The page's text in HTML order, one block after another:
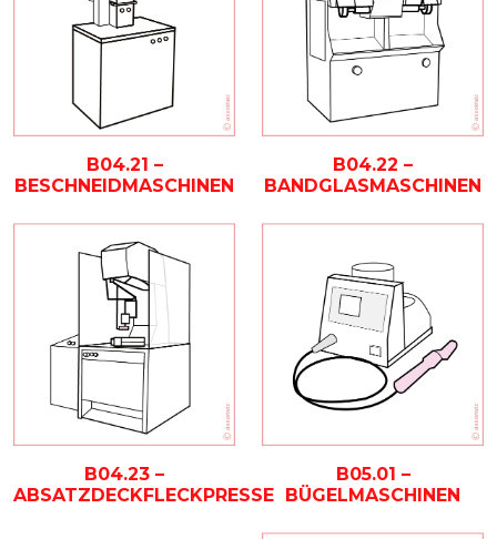
B04.21 –
BESCHNEIDMASCHINEN
B04.22 –
BANDGLASMASCHINEN
B04.23 –
ABSATZDECKFLECKPRESSE
B05.01 –
BÜGELMASCHINEN